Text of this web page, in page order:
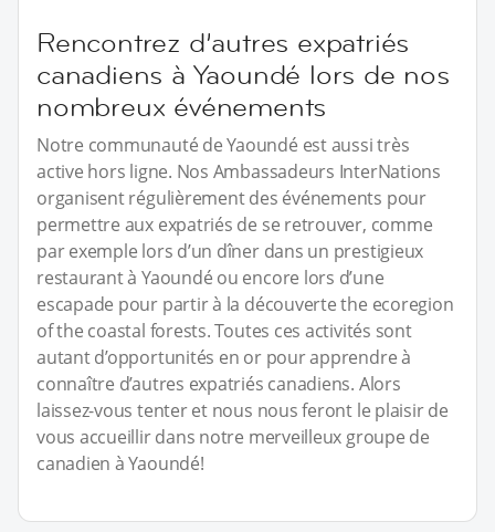
Rencontrez d’autres expatriés
canadiens à Yaoundé lors de nos
nombreux événements
Notre communauté de Yaoundé est aussi très
active hors ligne. Nos Ambassadeurs InterNations
organisent régulièrement des événements pour
permettre aux expatriés de se retrouver, comme
par exemple lors d’un dîner dans un prestigieux
restaurant à Yaoundé ou encore lors d’une
escapade pour partir à la découverte the ecoregion
of the coastal forests. Toutes ces activités sont
autant d’opportunités en or pour apprendre à
connaître d’autres expatriés canadiens. Alors
laissez-vous tenter et nous nous feront le plaisir de
vous accueillir dans notre merveilleux groupe de
canadien à Yaoundé!